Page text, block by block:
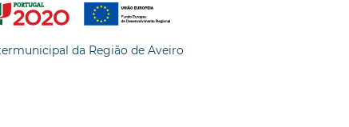
da Região de Aveiro